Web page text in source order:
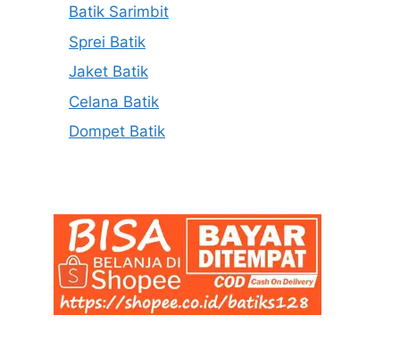
Batik Sarimbit
Sprei Batik
Jaket Batik
Celana Batik
Dompet Batik